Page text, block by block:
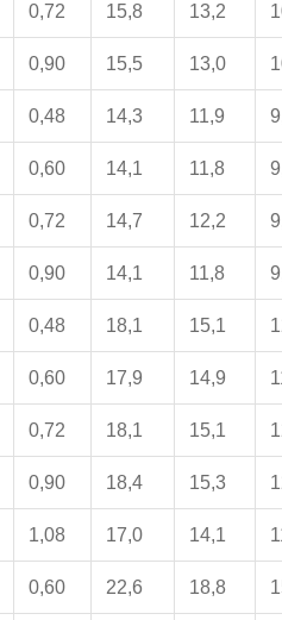
0,72 15,8 13,2
0,90 15,5 13,0
0,48 14,3 11,9
0,60 14,1 11,8
0,72 14,7 12,2
0,90 14,1 11,8
0,48 18,1 15,1
0,60 17,9 14,9
0,72 18,1 15,1
0,90 18,4 15,3
1,08 17,0 14,1
0,60 22,6 18,8